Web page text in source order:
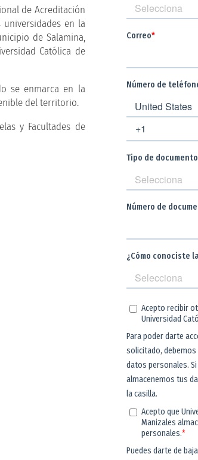
de Acreditación
universidades en la
de Salamina,
Católica de
se enmarca en la
del territorio.
y Facultades de